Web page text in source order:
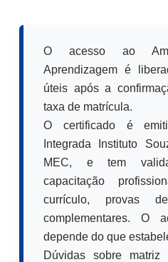
O acesso ao
Aprendizagem é
úteis após a
taxa de matrícula.
O certificado é
Integrada Instituto
MEC, e tem
capacitação
currículo, provas
complementares. O
depende do que
Dúvidas sobre matriz